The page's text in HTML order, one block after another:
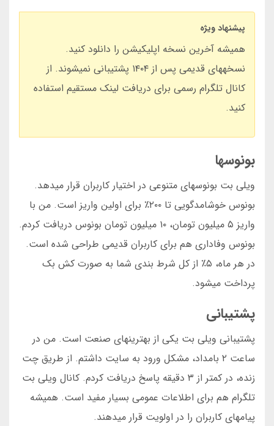
پیشنهاد ویژه
همیشه آخرین نسخه اپلیکیشن را دانلود کنید.
نسخههای قدیمی پس از ۱۴۰۴ پشتیبانی نمیشوند. از
کانال تلگرام رسمی برای دریافت لینک مستقیم استفاده
کنید.
بونوسها
ویلی بت بونوسهای متنوعی در اختیار کاربران قرار میدهد.
بونوس خوشامدگویی تا ۲۰۰٪ برای اولین واریز است. من با
واریز ۵ میلیون تومان، ۱۰ میلیون تومان بونوس دریافت کردم.
بونوس وفاداری هم برای کاربران قدیمی طراحی شده است.
در هر ماه، ۵٪ از کل شرط بندی شما به صورت کش بک
پرداخت میشود.
پشتیبانی
پشتیبانی ویلی بت یکی از بهترینهای صنعت است. من در
ساعت ۲ بامداد، مشکل ورود به سایت داشتم. از طریق چت
زنده، در کمتر از ۳ دقیقه پاسخ دریافت کردم. کانال ویلی بت
تلگرام هم برای اطلاعات عمومی بسیار مفید است. همیشه
پیامهای کاربران را در اولویت قرار میدهند.